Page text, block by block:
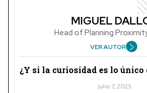
MIGUEL
Head of Planning
VER AUTOR
¿Y si la curiosidad es lo único
julio 7, 2025